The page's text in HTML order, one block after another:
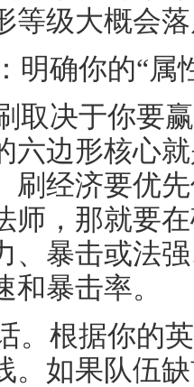
等级大概会
明确你的“属
取决于你要
六边形核心
刷经济要优
师，那就要
、暴击或法
暴击率。
。根据你的
。如果队伍